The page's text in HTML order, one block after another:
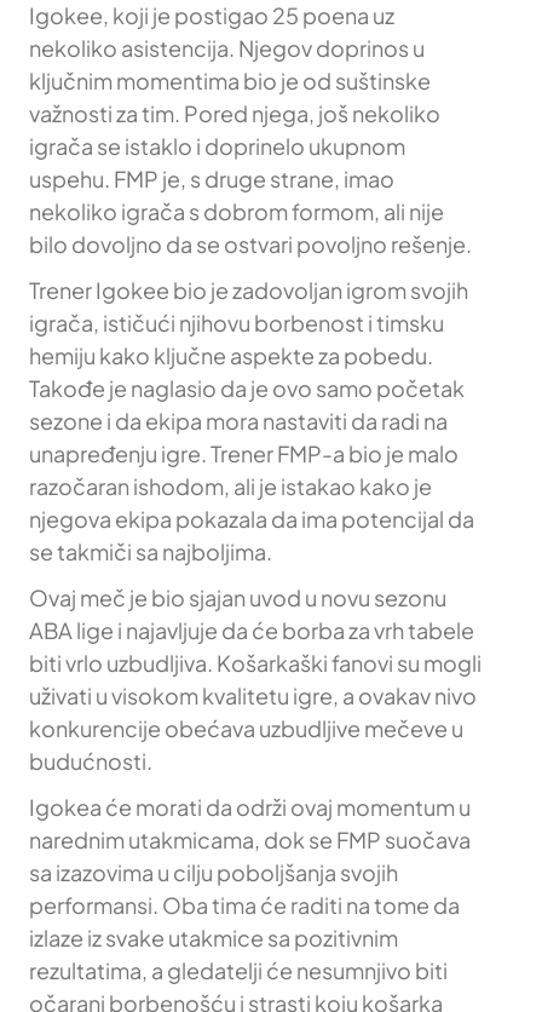
Igokee, koji je postigao 25 poena uz
nekoliko asistencija. Njegov doprinos u
ključnim momentima bio je od suštinske
važnosti za tim. Pored njega, još nekoliko
igrača se istaklo i doprinelo ukupnom
uspehu. FMP je, s druge strane, imao
nekoliko igrača s dobrom formom, ali nije
bilo dovoljno da se ostvari povoljno rešenje.
Trener Igokee bio je zadovoljan igrom svojih
igrača, ističući njihovu borbenost i timsku
hemiju kako ključne aspekte za pobedu.
Takođe je naglasio da je ovo samo početak
sezone i da ekipa mora nastaviti da radi na
unapređenju igre. Trener FMP-a bio je malo
razočaran ishodom, ali je istakao kako je
njegova ekipa pokazala da ima potencijal da
se takmiči sa najboljima.
Ovaj meč je bio sjajan uvod u novu sezonu
ABA lige i najavljuje da će borba za vrh tabele
biti vrlo uzbudljiva. Košarkaški fanovi su mogli
uživati u visokom kvalitetu igre, a ovakav nivo
konkurencije obećava uzbudljive mečeve u
budućnosti.
Igokea će morati da održi ovaj momentum u
narednim utakmicama, dok se FMP suočava
sa izazovima u cilju poboljšanja svojih
performansi. Oba tima će raditi na tome da
izlaze iz svake utakmice sa pozitivnim
rezultatima, a gledatelji će nesumnjivo biti
očarani borbenošću i strasti koju košarka